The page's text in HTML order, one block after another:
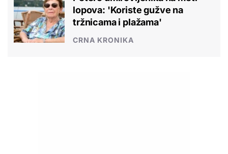
lopova: 'Koriste gužve na
tržnicama i plažama'
CRNA KRONIKA